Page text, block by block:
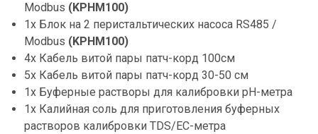
Modbus (KPHM100)
1x Блок на 2 перистальтических насоса RS485 /
Modbus (KPHM100)
4x Кабель витой пары патч-корд 100см
5x Кабель витой пары патч-корд 30-50 см
1x Буферные растворы для калибровки pH-метра
1x Калийная соль для приготовления буферных
растворов калибровки TDS/EC-метра